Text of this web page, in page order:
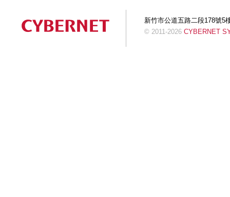
新竹市公道五路二段178號5
© 2011-2026 CYBERNET